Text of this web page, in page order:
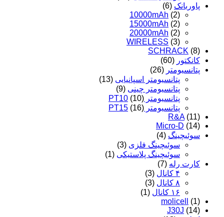
پاوربانک (6)
10000mAh (2)
15000mAh (2)
20000mAh (2)
WIRELESS (3)
SCHRACK (8)
کانکتور (60)
پتانسیومتر (26)
پتانسیومتر اسپانیایی (13)
پتانسیومتر چینی (9)
پتانسیومتر PT10 (10)
پتانسیومتر PT15 (16)
R&A (11)
Micro-D (14)
سوئیچینگ (4)
سوئیچینگ فلزی (3)
سوئیچینگ پلاستیکی (1)
کارت رله (7)
۴ کانال
(3)
۸ کانال
(3)
۱۶ کانال
(1)
molicell
(1)
J30J (14)